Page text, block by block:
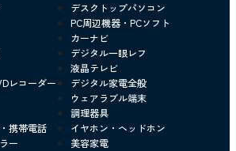
デスクトップパソコン
PC周辺機器・PCソフト
カーナビ
デジタル一眼レフ
液晶テレビ
レコーダー
デジタル家電全般
ウェアラブル端末
調理器具
携帯電話
イヤホン・ヘッドホン
ー
美容家電